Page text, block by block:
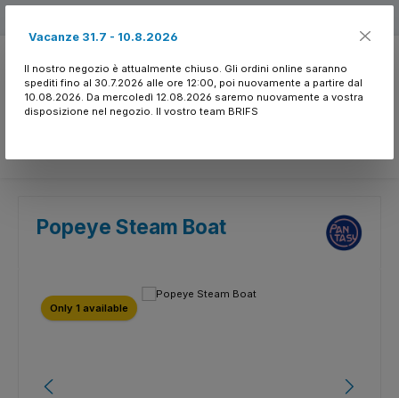
Popeye Steam Boat
Salta la galleria di immagini
Only 1 available
Vacanze 31.7 - 10.8.2026
Il nostro negozio è attualmente chiuso. Gli ordini online saranno
spediti fino al 30.7.2026 alle ore 12:00, poi nuovamente a partire dal
10.08.2026. Da mercoledì 12.08.2026 saremo nuovamente a vostra
disposizione nel negozio. Il vostro team BRIFS